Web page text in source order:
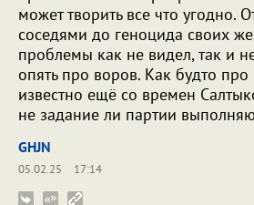
может творить все что угодно.
соседями до геноцида своих
проблемы как не видел, так и
опять про воров. Как будто
известно ещё со времен
не задание ли партии
GHJN
05.02.25
17:14